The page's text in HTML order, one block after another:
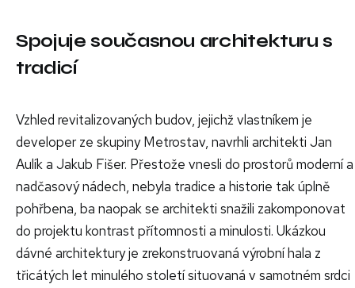
Spojuje současnou architekturu s
tradicí
Vzhled revitalizovaných budov, jejichž vlastníkem je
developer ze skupiny Metrostav, navrhli architekti Jan
Aulík a Jakub Fišer. Přestože vnesli do prostorů moderní a
nadčasový nádech, nebyla tradice a historie tak úplně
pohřbena, ba naopak se architekti snažili zakomponovat
do projektu kontrast přítomnosti a minulosti. Ukázkou
dávné architektury je zrekonstruovaná výrobní hala z
třicátých let minulého století situovaná v samotném srdci